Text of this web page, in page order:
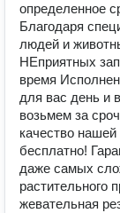
определенное
Благодаря
людей и
НЕприятных
время
для вас день и
возьмем за
качество
бесплатно!
даже самых
растительного
жевательная